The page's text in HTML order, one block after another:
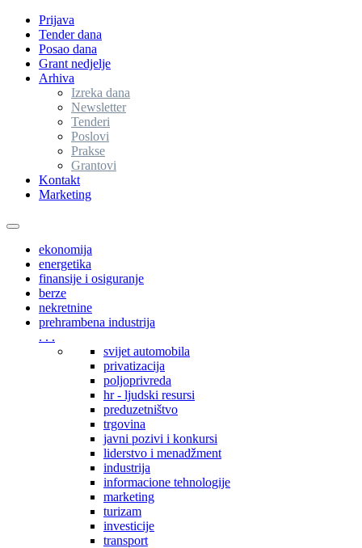
Prijava
Tender dana
Posao dana
Grant nedjelje
Arhiva
Izreka dana
Newsletter
Tenderi
Poslovi
Prakse
Grantovi
Kontakt
Marketing
Toggle
navigationekonomija
energetika
finansije i osiguranje
berze
nekretnine
prehrambena industrija
. . .
svijet automobila
privatizacija
poljoprivreda
hr - ljudski resursi
preduzetništvo
trgovina
javni pozivi i konkursi
liderstvo i menadžment
industrija
informacione tehnologije
marketing
turizam
investicije
transport